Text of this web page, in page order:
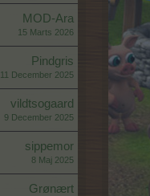
MOD-Ara
15 Marts 2026
Pindgris
11 December 2025
vildtsogaard
9 December 2025
sippemor
8 Maj 2025
Grønært